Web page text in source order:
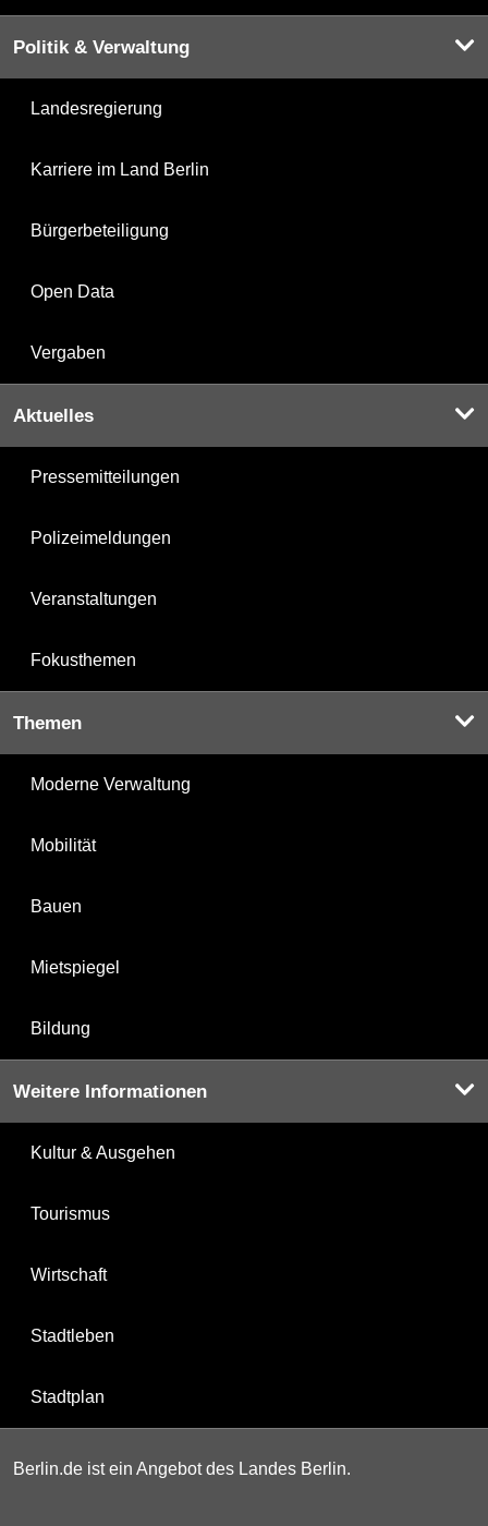
Politik & Verwaltung
Landesregierung
Karriere im Land Berlin
Bürgerbeteiligung
Open Data
Vergaben
Aktuelles
Pressemitteilungen
Polizeimeldungen
Veranstaltungen
Fokusthemen
Themen
Moderne Verwaltung
Mobilität
Bauen
Mietspiegel
Bildung
Weitere Informationen
Kultur & Ausgehen
Tourismus
Wirtschaft
Stadtleben
Stadtplan
Berlin.de ist ein Angebot des Landes Berlin.